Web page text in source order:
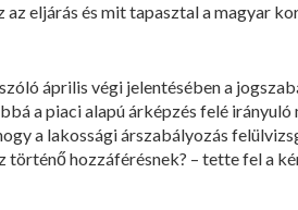
eljárás és mit tapasztal a magyar
április végi jelentésében a
a piaci alapú árképzés felé irányuló
a lakossági árszabályozás
hozzáférésnek? – tette fel a